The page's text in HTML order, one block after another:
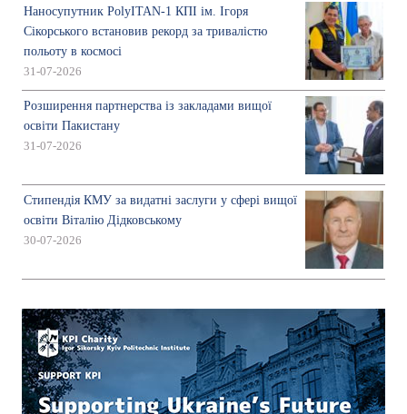
Наносупутник PolyITAN-1 КПІ ім. Ігоря
Сікорського встановив рекорд за тривалістю
польоту в космосі
31-07-2026
Розширення партнерства із закладами вищої
освіти Пакистану
31-07-2026
Стипендія КМУ за видатні заслуги у сфері вищої
освіти Віталію Дідковському
30-07-2026